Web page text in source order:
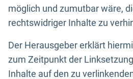
möglich und zumutbar wäre,
rechtswidriger Inhalte zu
Der Herausgeber erklärt
zum Zeitpunkt der
Inhalte auf den zu